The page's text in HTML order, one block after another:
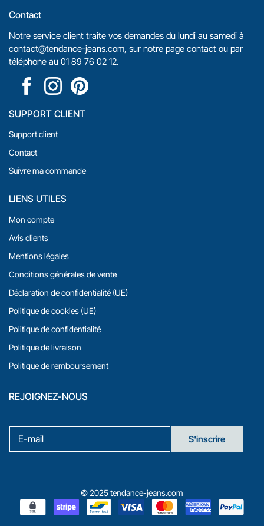
Contact
Notre service client traite vos demandes du lundi au samedi à
contact@tendance-jeans.com, sur notre page contact ou par
téléphone au 01 89 76 02 12.
SUPPORT CLIENT
Support client
Contact
Suivre ma commande
LIENS UTILES
Mon compte
Avis clients
Mentions légales
Conditions générales de vente
Déclaration de confidentialité (UE)
Politique de cookies (UE)
Politique de confidentialité
Politique de livraison
Politique de remboursement
REJOIGNEZ-NOUS
E
m
S'inscrire
© 2025 tendance-jeans.com